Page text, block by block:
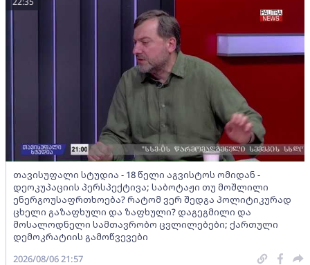
თავისუფალი სტუდია - 18 წელი აგვისტოს ომიდან -
დეოკუპაციის პერსპექტივა; საბოტაჟი თუ მოშლილი
ენერგოუსაფრთხოება? რატომ ვერ შედგა პოლიტიკურად
ცხელი გაზაფხული და ზაფხული? დაგეგმილი და
მოსალოდნელი სამთავრობო ცვლილებები; ქართული
დემოკრატიის გამოწვევები
2026/08/06 21:57